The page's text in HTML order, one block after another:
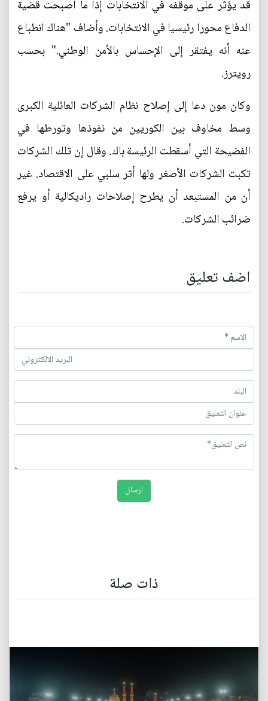
قد يؤثر على موقفه في الانتخابات إذا ما أصبحت قضية
الدفاع محورا رئيسيا في الانتخابات. وأضاف "هناك انطباع
عنه أنه يفتقر إلى الإحساس بالأمن الوطني." بحسب
رويترز.
وكان مون دعا إلى إصلاح نظام الشركات العائلية الكبرى
وسط مخاوف بين الكوريين من نفوذها وتورطها في
الفضيحة التي أسقطت الرئيسة باك. وقال إن تلك الشركات
تكبت الشركات الأصغر ولها أثر سلبي على الاقتصاد. غير
أن من المستبعد أن يطرح إصلاحات راديكالية أو يرفع
ضرائب الشركات.
اضف تعليق
ذات صلة